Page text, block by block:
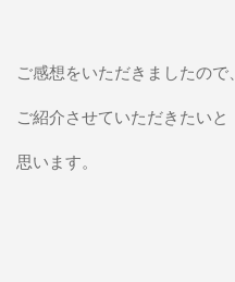
ご感想をいただきましたので、
ご紹介させていただきたいと
思います。